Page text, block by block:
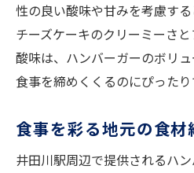
性の良い酸味や甘みを考慮する
チーズケーキのクリーミーさ
酸味は、ハンバーガーのボリュ
食事を締めくくるのにぴったり
食事を彩る地元の食材
井田川駅周辺で提供されるハ